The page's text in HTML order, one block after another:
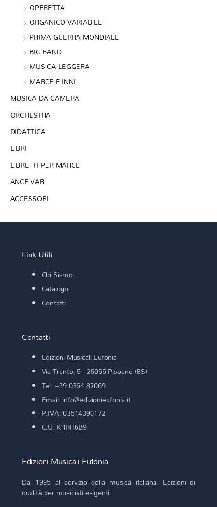
OPERETTA
ORGANICO VARIABILE
PRIMA GUERRA MONDIALE
BIG BAND
MUSICA LEGGERA
MARCE E INNI
MUSICA DA CAMERA
ORCHESTRA
DIDATTICA
LIBRI
LIBRETTI PER MARCE
ANCE VAR
ACCESSORI
Link Utili
Chi Siamo
Catalogo
Contatti
Contatti
Edizioni Musicali Eufonia
Via Trento, 5 - 25055 Pisogne (BS)
Tel: +39 0364 87069
Email: info@edizionieufonia.it
P.IVA: 03514390172
C.U. KRRH6B9
Edizioni Musicali Eufonia
Dal 1995 al servizio della musica italiana. Edizioni di
qualità per musicisti esigenti.